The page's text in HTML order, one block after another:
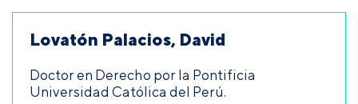
Lovatón Palacios, David
Doctor en Derecho por la Pontificia
Universidad Católica del Perú.